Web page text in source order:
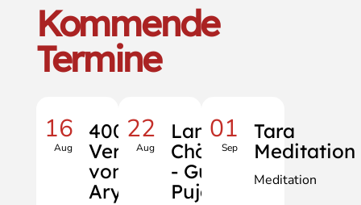
Kommende
Termine
16
Aug
400
Verse
von
Aryadeva
22
Aug
Lama
Chöpa
- Guru
Puja
01
Sep
Tara
Meditation
Meditation